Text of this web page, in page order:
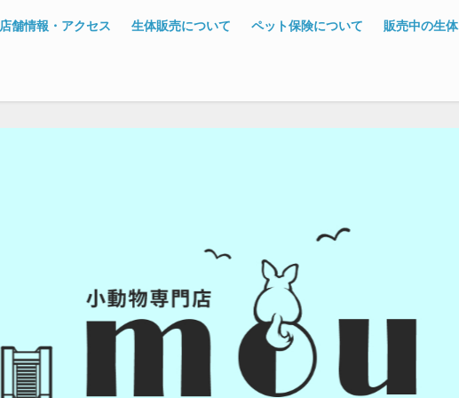
店舗情報・アクセス 生体販売について ペット保険について 販売中の生体